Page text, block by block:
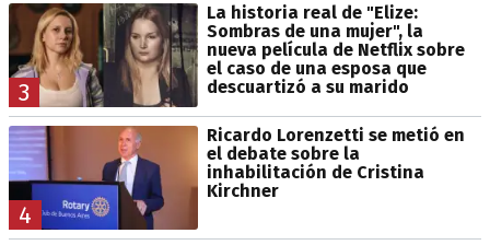
3
La historia real de "Elize:
Sombras de una mujer", la
nueva película de Netflix sobre
el caso de una esposa que
descuartizó a su marido
4
Ricardo Lorenzetti se metió en
el debate sobre la
inhabilitación de Cristina
Kirchner